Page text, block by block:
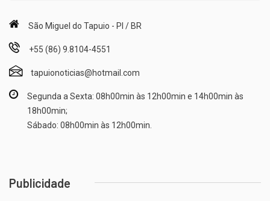
São Miguel do Tapuio - PI / BR
+55 (86) 9.8104-4551
tapuionoticias@hotmail.com
Segunda a Sexta: 08h00min às 12h00min e 14h00min às
18h00min;
Sábado: 08h00min às 12h00min.
Publicidade